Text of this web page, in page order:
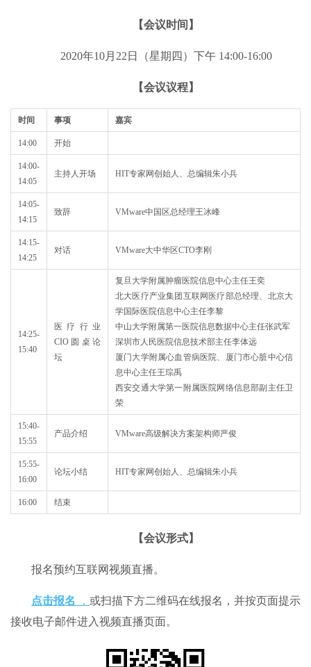
【会议时间】
2020年10月22日（星期四）下午 14:00-16:00
【会议议程】
时间 事项 嘉宾
14:00 开始
14:00-
14:05
主持人开场 HIT专家网创始人、总编辑朱小兵
14:05-
14:15
致辞 VMware中国区总经理王冰峰
14:15-
14:25
对话 VMware大中华区CTO李刚
14:25-
15:40
医疗行业
CIO圆桌论
坛
复旦大学附属肿瘤医院信息中心主任王奕
北大医疗产业集团互联网医疗部总经理、北京大
学国际医院信息中心主任李黎
中山大学附属第一医院信息数据中心主任张武军
深圳市人民医院信息技术部主任李体远
厦门大学附属心血管病医院、厦门市心脏中心信
息中心主任王琮禹
西安交通大学第一附属医院网络信息部副主任卫
荣
15:40-
15:55
产品介绍 VMware高级解决方案架构师严俊
15:55-
16:00
论坛小结 HIT专家网创始人、总编辑朱小兵
16:00 结束
【会议形式】
报名预约互联网视频直播。
点击报名 ， 或扫描下方二维码在线报名，并按页面提示
接收电子邮件进入视频直播页面。